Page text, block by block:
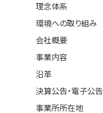
理念体系
環境への取り組み
会社概要
事業内容
沿革
決算公告・電子公告
事業所所在地